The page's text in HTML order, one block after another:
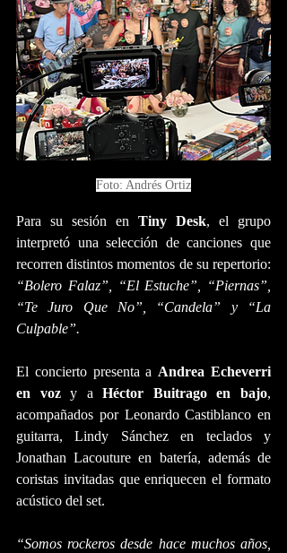
Foto: Andrés Ortiz
Para su sesión en Tiny Desk, el grupo
interpretó una selección de canciones que
“Bolero Falaz”, “El Estuche”, “Piernas”,
“Te Juro Que No”, “Candela” y “La
Culpable”.
El concierto presenta a Andrea Echeverri
en voz y a Héctor Buitrago en bajo,
acompañados por Leonardo Castiblanco en
guitarra, Lindy Sánchez en teclados y
Jonathan Lacouture en batería, además de
coristas invitadas que enriquecen el formato
acústico del set.
“Somos rockeros desde hace muchos años,